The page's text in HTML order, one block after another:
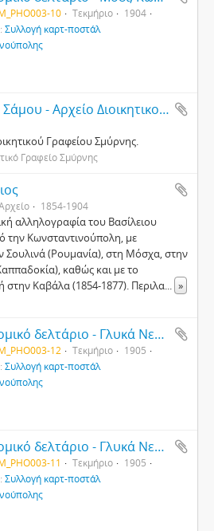
10 Τεκμήριο
1904
Συλλογή καρτ-ποστάλ
Ηγεμονικά Αρχεία Σάμου - Αρχείο Διοικητικού Γραφείου Σμύρνης
Γραφείου Σμύρνης.
Γραφείο Σμύρνης
1854-1904
αλληλογραφία του Βασίλειου
την Κωνσταντινούπολη, με
Σουλινά (Ρουμανία), στη Μόσχα, στην
καθώς και με το
στην Καβάλα (1854-1877). Περιλα... »
Ταχυδρομικό δελτάριο - Γλυκά Νερά Κωνσταντινούπολης (2)
12 Τεκμήριο
1905
Συλλογή καρτ-ποστάλ
Ταχυδρομικό δελτάριο - Γλυκά Νερά Κωνσταντινούπολης (1)
11 Τεκμήριο
1905
Συλλογή καρτ-ποστάλ